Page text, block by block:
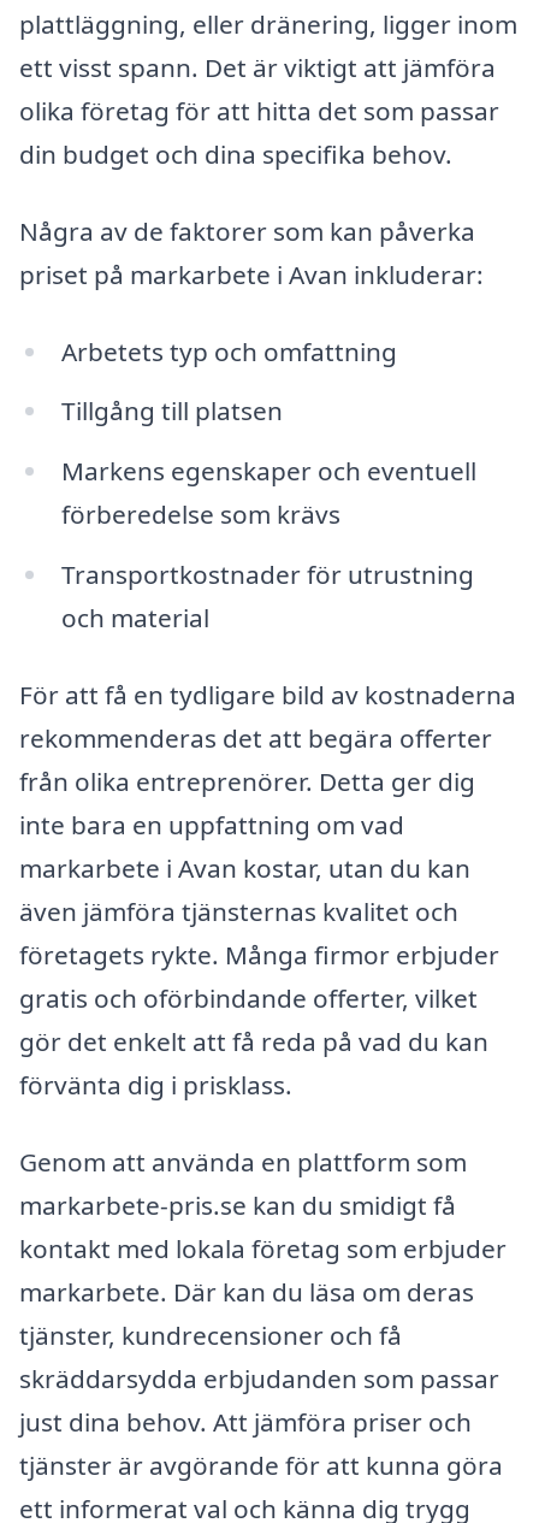
plattläggning, eller dränering, ligger inom
ett visst spann. Det är viktigt att jämföra
olika företag för att hitta det som passar
din budget och dina specifika behov.
Några av de faktorer som kan påverka
priset på markarbete i Avan inkluderar:
Arbetets typ och omfattning
Tillgång till platsen
Markens egenskaper och eventuell
förberedelse som krävs
Transportkostnader för utrustning
och material
För att få en tydligare bild av kostnaderna
rekommenderas det att begära offerter
från olika entreprenörer. Detta ger dig
inte bara en uppfattning om vad
markarbete i Avan kostar, utan du kan
även jämföra tjänsternas kvalitet och
företagets rykte. Många firmor erbjuder
gratis och oförbindande offerter, vilket
gör det enkelt att få reda på vad du kan
förvänta dig i prisklass.
Genom att använda en plattform som
markarbete-pris.se kan du smidigt få
kontakt med lokala företag som erbjuder
markarbete. Där kan du läsa om deras
tjänster, kundrecensioner och få
skräddarsydda erbjudanden som passar
just dina behov. Att jämföra priser och
tjänster är avgörande för att kunna göra
ett informerat val och känna dig trygg